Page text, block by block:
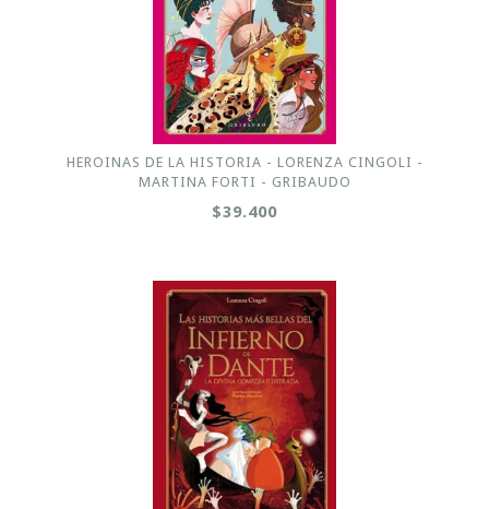
HEROINAS DE LA HISTORIA - LORENZA CINGOLI -
MARTINA FORTI - GRIBAUDO
$39.400